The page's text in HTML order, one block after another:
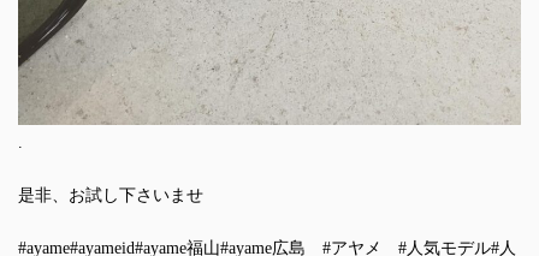
是非、お試し下さいませ
#ayame#ayameid#ayame福山#ayame広島 #アヤメ #人気モデル#人